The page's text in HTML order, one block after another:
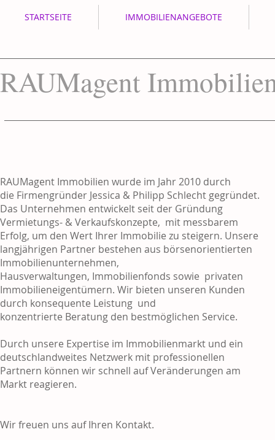
STARTSEITE IMMOBILIENANGEBOTE
RAUMagent
RAUMagent Immobilien wurde im Jahr 2010 durch
die Firmengründer Jessica & Philipp Schlecht gegründet.
Das Unternehmen entwickelt seit der Gründung
Vermietungs- & Verkaufskonzepte, mit messbarem
Erfolg, um den Wert Ihrer Immobilie zu steigern. Unsere
langjährigen Partner bestehen aus börsenorientierten
Immobilienunternehmen,
Hausverwaltungen, Immobilienfonds sowie privaten
Immobilieneigentümern. Wir bieten unseren Kunden
durch konsequente Leistung und
konzentrierte Beratung den bestmöglichen Service.
Durch unsere Expertise im Immobilienmarkt und ein
deutschlandweites Netzwerk mit professionellen
Partnern können wir schnell auf Veränderungen am
Markt reagieren.
Wir freuen uns auf Ihren Kontakt.